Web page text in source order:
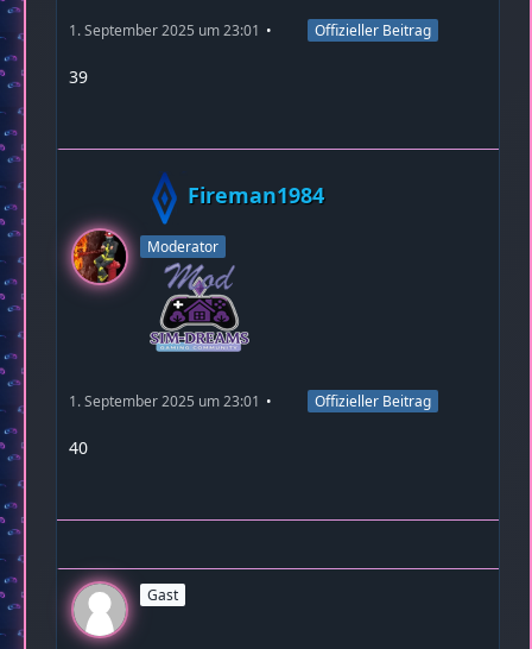
1. September 2025 um 23:01 Offizieller Beitrag
39
Fireman1984
Moderator
1. September 2025 um 23:01 Offizieller Beitrag
40
Gast